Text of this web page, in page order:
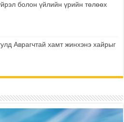
болон үйлийн үрийн төлөөх
Аврагчтай хамт жинхэнэ хайрыг